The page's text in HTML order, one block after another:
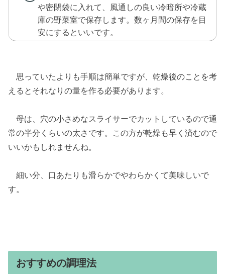
や密閉袋に入れて、風通しの良い冷暗所や冷蔵
庫の野菜室で保存します。数ヶ月間の保存を目
安にするといいです。
思っていたよりも手順は簡単ですが、乾燥後のことを考
えるとそれなりの量を作る必要があります。
母は、穴の小さめなスライサーでカットしているので通
常の半分くらいの太さです。この方が乾燥も早く済むので
いいかもしれませんね。
細い分、口あたりも滑らかでやわらかくて美味しいで
す。
おすすめの調理法